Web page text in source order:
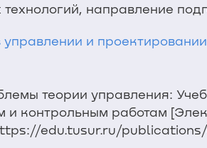
направление
и проектировании
теории управления:
и контрольным работам
edu.tusur.ru/